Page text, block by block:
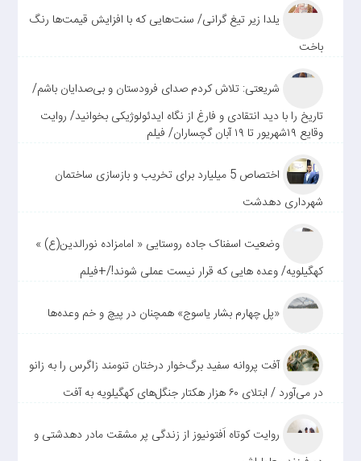
یلدا زیر تیغ گرانی/ سنت‌هایی که با افزایش قیمت‌ها رنگ
باخت
شریعتی: تلاش کردم صدای فرودستان و بی‌صدایان باشم/
تاریخ را با دید انتقادی و فارغ از نگاه ایدئولوژیکی بخوانید/ روایت
وقایع ۱۹شهریور تا ۱۹ آبان گچساران/ فیلم
اختصاص 5 میلیارد برای تخریب و بازسازی ساختمان
شهرداری دهدشت
وضعیت اسفناک جاده روستایی « امامزاده نورالدین(ع) »
کهگیلویه/ وعده هایی که قرار نیست عملی شوند!/+فیلم
«پل چهارم بشار یاسوج» همچنان در پیچ و خم وعده‌ها
آفت پروانه سفید برگ‌خوار درختان تنومند زاگرس را به زانو
در می‌آورد / ابتلای ۶۰ هزار هکتار جنگل‌های کهگیلویه به آفت
روایت کوتاه اَفتونیوز از زندگی پر مشقت مادر دهدشتی و